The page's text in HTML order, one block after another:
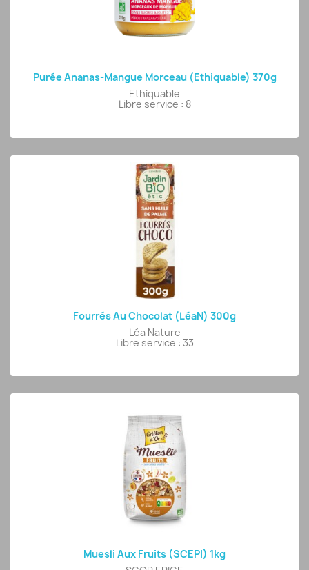
Purée Ananas-Mangue Morceau (Ethiquable) 370g
Ethiquable
Libre service : 8
Fourrés Au Chocolat (LéaN) 300g
Léa Nature
Libre service : 33
Muesli Aux Fruits (SCEPI) 1kg